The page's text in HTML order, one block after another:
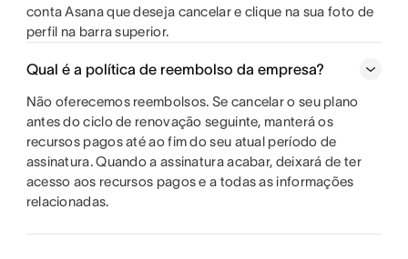
conta Asana que deseja cancelar e clique na sua foto de
perfil na barra superior.
Qual é a política de reembolso da empresa?
Não oferecemos reembolsos. Se cancelar o seu plano
antes do ciclo de renovação seguinte, manterá os
recursos pagos até ao fim do seu atual período de
assinatura. Quando a assinatura acabar, deixará de ter
acesso aos recursos pagos e a todas as informações
relacionadas.